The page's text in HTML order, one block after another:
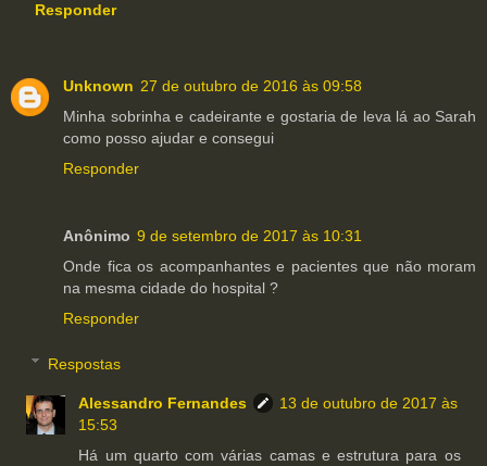
Responder
Unknown 27 de outubro de 2016 às 09:58
Minha sobrinha e cadeirante e gostaria de leva lá ao Sarah
como posso ajudar e consegui
Responder
Anônimo 9 de setembro de 2017 às 10:31
Onde fica os acompanhantes e pacientes que não moram
na mesma cidade do hospital ?
Responder
Respostas
Alessandro Fernandes
13 de outubro de 2017 às
15:53
Há um quarto com várias camas e estrutura para os